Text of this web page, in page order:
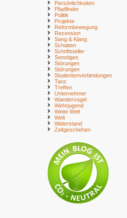
Persönlichkeiten
Pfadfinder
Politik
Projekte
Reformbewegung
Rezension
Sang & Klang
Schatten
Schriftsteller
Sonstiges
Störungen
Störungen
Studentenverbindungen
Tanz
Treffen
Unternehmer
Wandervogel
Wehrjugend
Weite Welt
Welt
Widerstand
Zeitgeschehen